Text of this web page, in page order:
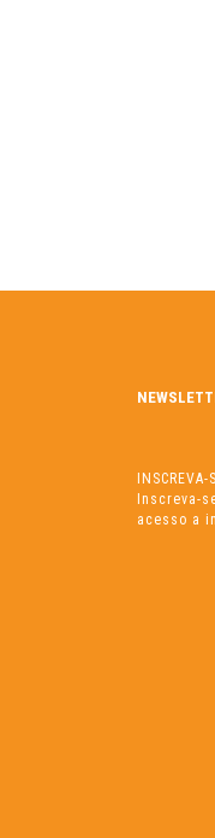
INSCREVA-
Inscreva-
acesso a